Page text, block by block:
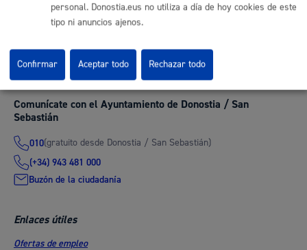
Información sobre el tratamiento de los datos
Comunícate con el Ayuntamiento de Donostia / San
Sebastián
010(gratuito desde Donostia / San Sebastián)
(+34) 943 481 000
Buzón de la ciudadanía
Enlaces útiles
Ofertas de empleo
personal. Donostia.eus no utiliza a día de hoy cookies de este
tipo ni anuncios ajenos.
Rechazar todo
Confirmar Aceptar todo